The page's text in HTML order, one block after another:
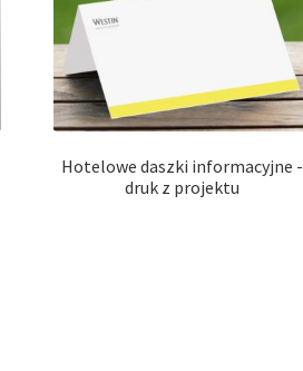
Hotelowe daszki informacyjne -
druk z projektu